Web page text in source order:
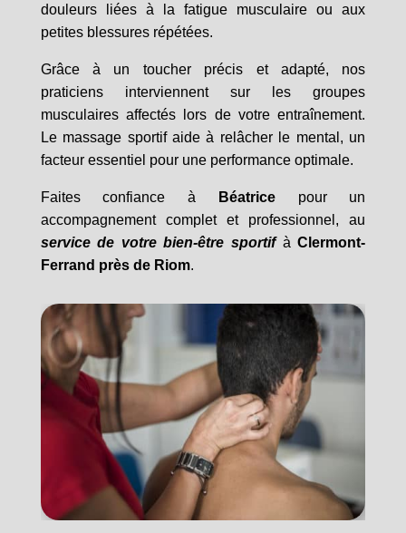
douleurs liées à la fatigue musculaire ou aux
petites blessures répétées.
Grâce à un toucher précis et adapté, nos
praticiens interviennent sur les groupes
musculaires affectés lors de votre entraînement.
Le massage sportif aide à relâcher le mental, un
facteur essentiel pour une performance optimale.
Faites confiance à Béatricepour un
accompagnement complet et professionnel, au
service de votre bien-être sportifà Clermont-
Ferrand près de Riom.